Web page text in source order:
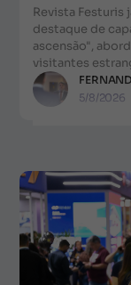
Revista Festuris
destaque de
ascensão",
visitantes
5/8/2026